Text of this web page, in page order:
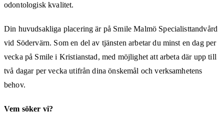
odontologisk kvalitet.
Din huvudsakliga placering är på Smile Malmö Specialisttandvård
vid Södervärn. Som en del av tjänsten arbetar du minst en dag per
vecka på Smile i Kristianstad, med möjlighet att arbeta där upp till
två dagar per vecka utifrån dina önskemål och verksamhetens
behov.
Vem söker vi?